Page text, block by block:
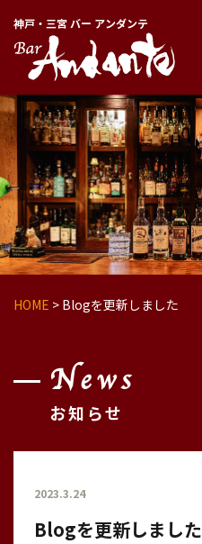
神戸・三宮 バー アンダンテ
HOME > Blogを更新しました
News
お知らせ
2023.3.24
Blogを更新しました